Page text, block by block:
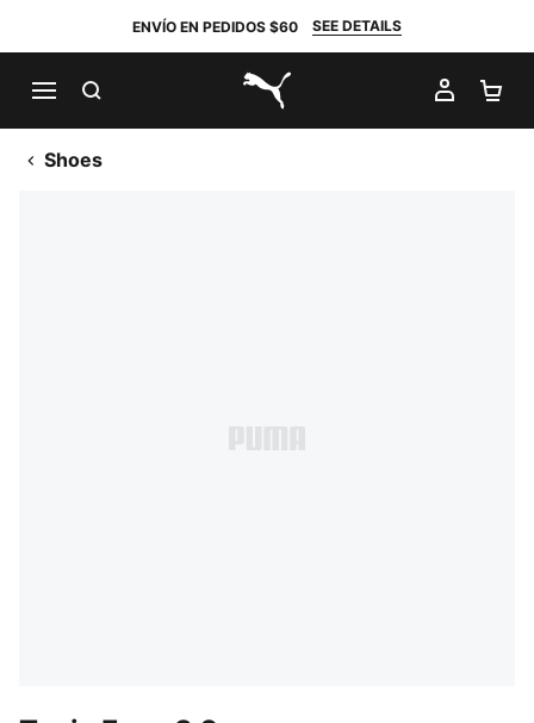
ENVÍO EN PEDIDOS $60 SEE DETAILS
PUMA.com
MI
Shoes